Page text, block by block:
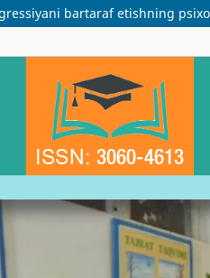
bartaraf etishning